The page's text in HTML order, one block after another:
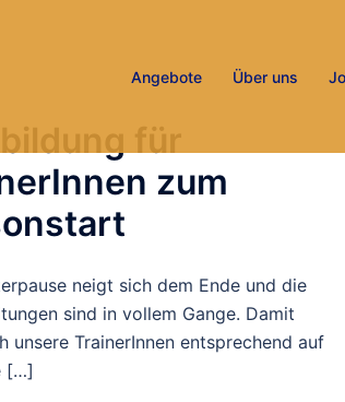
Angebote Über uns
für
zum
neigt sich dem Ende und die
sind in vollem Gange. Damit
unsere TrainerInnen entsprechend auf
[…]